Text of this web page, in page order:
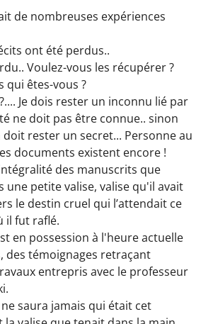
de nombreuses expériences
ont été perdus..
Voulez-vous les récupérer ?
qui êtes-vous ?
Je dois rester un inconnu lié par
ne doit pas être connue.. sinon
rester un secret... Personne au
documents existent encore !
des manuscrits que
une petite valise, valise qu'il avait
le destin cruel qui l’attendait ce
il fut raflé.
en possession à l'heure actuelle
des témoignages retraçant
entrepris avec le professeur
saura jamais qui était cet